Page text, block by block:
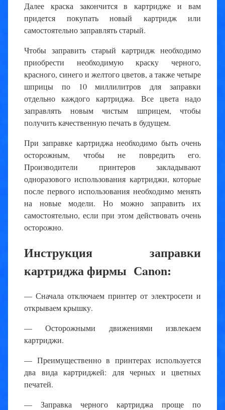
Далее краска закончится в картридже и вам
придется покупать новый картридж или
самостоятельно заправлять старый.
Чтобы заправить старый картридж необходимо
приобрести необходимую краску черного,
красного, синего и желтого цветов, а также четыре
шприцы по 10 миллилитров для заправки
отдельно каждого картриджа. Все цвета надо
заправлять новым чистым шприцем, чтобы
получить качественную печать в будущем.
При заправке картриджа необходимо быть очень
осторожным, чтобы не повредить его.
Производители принтеров закладывают
одноразового использования картриджи, которые
после первого использования необходимо менять
на новые модели. Но можно заправить их
самостоятельно, если при этом действовать очень
осторожно.
Инструкция заправки
картриджа фирмы Сanon:
— Сначала отключаем принтер от электросети и
открываем крышку.
— Осторожными движениями извлекаем
картриджи.
— Преимущественно в принтерах используется
два вида картриджей: для черных и цветных
печатей.
— Заправка черного картриджа проще по